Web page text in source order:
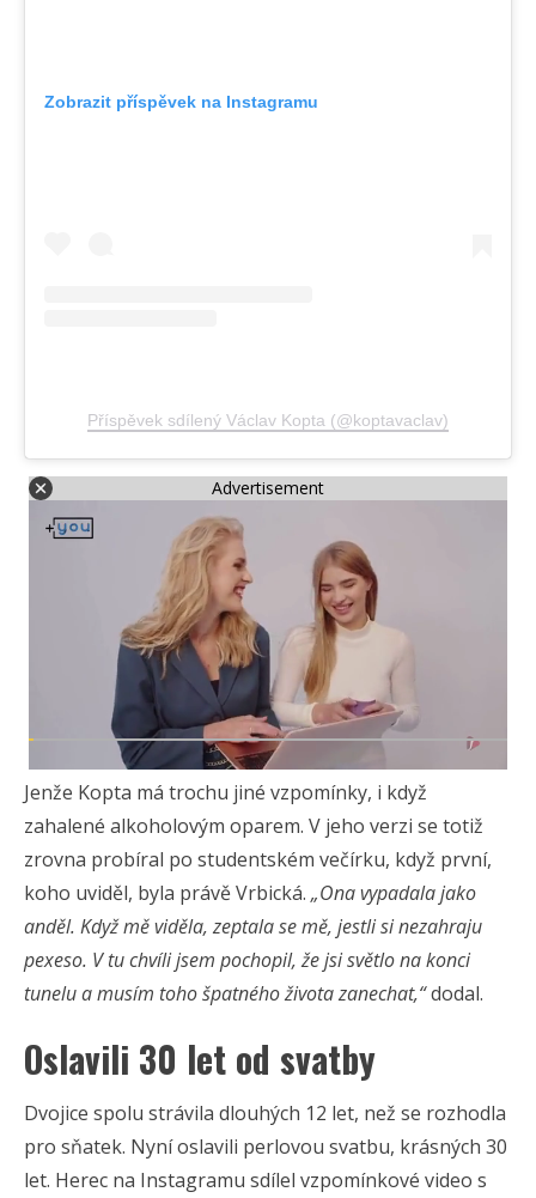
Zobrazit příspěvek na Instagramu
Příspěvek sdílený Václav Kopta (@koptavaclav)
Advertisement
Jenže Kopta má trochu jiné vzpomínky, i když
zahalené alkoholovým oparem. V jeho verzi se totiž
zrovna probíral po studentském večírku, když první,
koho uviděl, byla právě Vrbická. „Ona vypadala jako
anděl. Když mě viděla, zeptala se mě, jestli si nezahraju
pexeso. V tu chvíli jsem pochopil, že jsi světlo na konci
tunelu a musím toho špatného života zanechat,“dodal.
Oslavili 30 let od svatby
Dvojice spolu strávila dlouhých 12 let, než se rozhodla
pro sňatek. Nyní oslavili perlovou svatbu, krásných 30
let. Herec na Instagramu sdílel vzpomínkové video s